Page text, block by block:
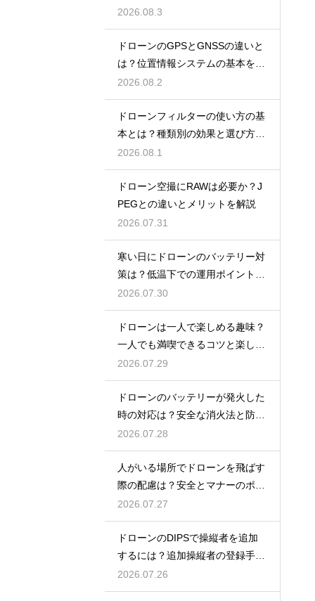
報
2026.08.3
ドローンのGPSとGNSSの違いと
は？位置情報システムの基本を解
説
2026.08.2
ドローンフィルターの使い方の基
本とは？種類別の効果と選び方を
解説
2026.08.1
ドローン空撮にRAWは必要か？J
PEGとの違いとメリットを解説
2026.07.31
寒い日にドローンのバッテリー対
策は？低温下での運用ポイントと
注意点
2026.07.30
ドローンは一人で楽しめる趣味？
一人でも満喫できるコツと楽しみ
方
2026.07.29
ドローンのバッテリーが発火した
時の対応は？安全な消火法と防止
策を解説
2026.07.28
人がいる場所でドローンを飛ばす
際の配慮は？安全とマナーのポイ
ント
2026.07.27
ドローンのDIPSで操縦者を追加
するには？追加操縦者の登録手順
を解説
2026.07.26